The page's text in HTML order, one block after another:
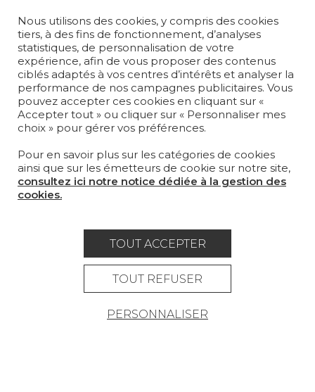
MOBILIER
PROJETS
SUR-MESURE
MAGAZINE
LA MAISON
OÙ NOUS TROUVER ?
Carrière Contact
Lexique
Mentions légales
données
Nous utilisons des cookies, y compris des cookies
tiers, à des fins de fonctionnement, d’analyses
statistiques, de personnalisation de votre
expérience, afin de vous proposer des contenus
ciblés adaptés à vos centres d’intérêts et analyser la
performance de nos campagnes publicitaires. Vous
pouvez accepter ces cookies en cliquant sur «
Accepter tout » ou cliquer sur « Personnaliser mes
choix » pour gérer vos préférences.
Pour en savoir plus sur les catégories de cookies
ainsi que sur les émetteurs de cookie sur notre site,
consultez ici notre notice dédiée à la gestion des
cookies.
TOUT ACCEPTER
TOUT REFUSER
PERSONNALISER